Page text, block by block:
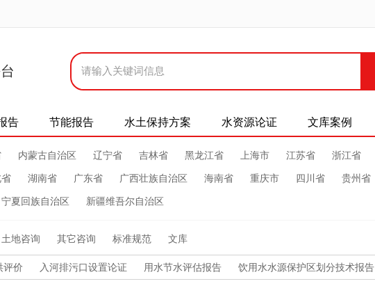
告 节能报告 水土保持方案 水资源论证 文库案例
内蒙古自治区 辽宁省 吉林省 黑龙江省 上海市 江苏省 浙江省
湖南省 广东省 广西壮族自治区 海南省 重庆市 四川省 贵州省
宁夏回族自治区 新疆维吾尔自治区
土地咨询 其它咨询 标准规范 文库
评价 入河排污口设置论证 用水节水评估报告 饮用水水源保护区划分技术报告